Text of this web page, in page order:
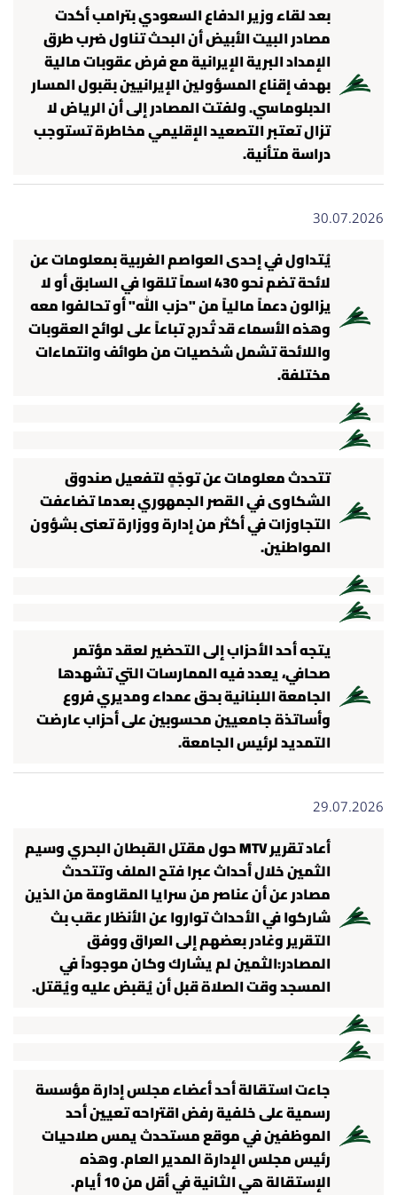
بعد لقاء وزير الدفاع السعودي بترامب أكدت
مصادر البيت الأبيض أن البحث تناول ضرب طرق
الإمداد البرية الإيرانية مع فرض عقوبات مالية
بهدف إقناع المسؤولين الإيرانيين بقبول المسار
الدبلوماسي. ولفتت المصادر إلى أن الرياض لا
تزال تعتبر التصعيد الإقليمي مخاطرة تستوجب
دراسة متأنية.
30.07.2026
يُتداول في إحدى العواصم الغربية بمعلومات عن
لائحة تضم نحو 430 اسماً تلقوا في السابق أو لا
يزالون دعماً مالياً من "حزب الله" أو تحالفوا معه
وهذه الأسماء قد تُدرج تباعاً على لوائح العقوبات
واللائحة تشمل شخصيات من طوائف وانتماءات
مختلفة.
تتحدث معلومات عن توجّهٍ لتفعيل صندوق
الشكاوى في القصر الجمهوري بعدما تضاعفت
التجاوزات في أكثر من إدارة ووزارة تعنى بشؤون
المواطنين.
يتجه أحد الأحزاب إلى التحضير لعقد مؤتمر
صحافي، يعدد فيه الممارسات التي تشهدها
الجامعة اللبنانية بحق عمداء ومديري فروع
وأساتذة جامعيين محسوبين على أحزاب عارضت
التمديد لرئيس الجامعة.
29.07.2026
أعاد تقرير MTV حول مقتل القبطان البحري وسيم
الثمين خلال أحداث عبرا فتح الملف وتتحدث
مصادر عن أن عناصر من سرايا المقاومة من الذين
شاركوا في الأحداث تواروا عن الأنظار عقب بث
التقرير وغادر بعضهم إلى العراق ووفق
المصادر:الثمين لم يشارك وكان موجوداً في
المسجد وقت الصلاة قبل أن يُقبض عليه ويُقتل.
جاءت استقالة أحد أعضاء مجلس إدارة مؤسسة
رسمية على خلفية رفض اقتراحه تعيين أحد
الموظفين في موقع مستحدث يمس صلاحيات
رئيس مجلس الإدارة المدير العام. وهذه
الإستقالة هي الثانية في أقل من 10 أيام.